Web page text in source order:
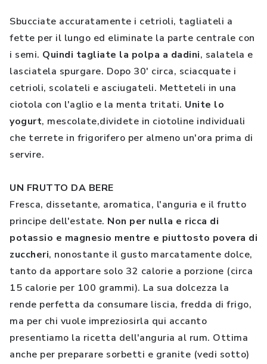
Sbucciate accuratamente i cetrioli, tagliateli a
fette per il lungo ed eliminate la parte centrale con
i semi. Quindi tagliate la polpa a dadini, salatela e
lasciatela spurgare. Dopo 30' circa, sciacquate i
cetrioli, scolateli e asciugateli. Metteteli in una
ciotola con l'aglio e la menta tritati. Unite lo
yogurt, mescolate,dividete in ciotoline individuali
che terrete in frigorifero per almeno un'ora prima di
servire.
UN FRUTTO DA BERE
Fresca, dissetante, aromatica, l'anguria e il frutto
principe dell'estate. Non per nulla e ricca di
potassio e magnesio mentre e piuttosto povera di
zuccheri, nonostante il gusto marcatamente dolce,
tanto da apportare solo 32 calorie a porzione (circa
15 calorie per 100 grammi). La sua dolcezza la
rende perfetta da consumare liscia, fredda di frigo,
ma per chi vuole impreziosirla qui accanto
presentiamo la ricetta dell'anguria al rum. Ottima
anche per preparare sorbetti e granite (vedi sotto)